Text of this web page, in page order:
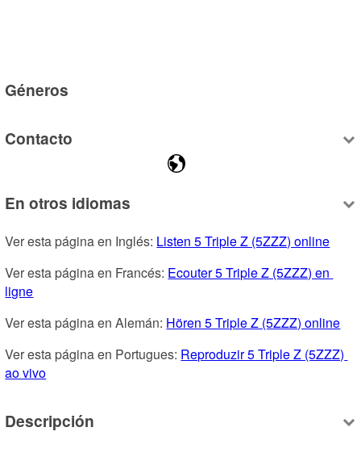
Géneros
Contacto
En otros idiomas
Ver esta página en Inglés: Listen 5 Triple Z (5ZZZ) online
Ver esta página en Francés: Ecouter 5 Triple Z (5ZZZ) en
ligne
Ver esta página en Alemán: Hören 5 Triple Z (5ZZZ) online
Ver esta página en Portugues: Reproduzir 5 Triple Z (5ZZZ)
ao vivo
Descripción